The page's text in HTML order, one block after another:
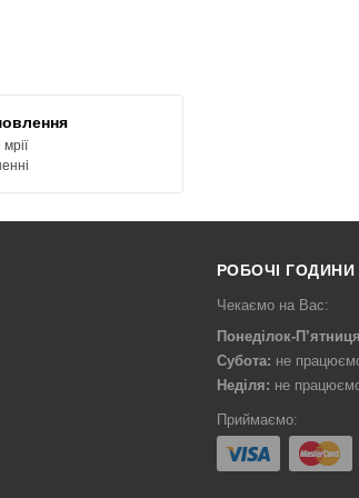
РОБОЧІ ГОДИНИ
Чекаємо на Вас:
Понеділок-
Субота: не
Неділя: не
Приймаємо: